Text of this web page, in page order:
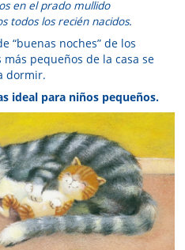
en el prado mullido
todos los recién nacidos.
“buenas noches” de los
pequeños de la casa se
dormir.
ideal para niños pequeños.